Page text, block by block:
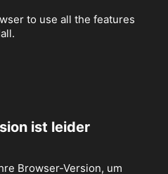
to use all the features
ist leider
Browser-Version, um